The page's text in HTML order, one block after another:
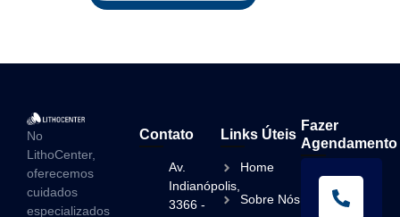
No
LithoCenter,
oferecemos
cuidados
especializados
Contato
Av.
Indianópolis,
3366 -
Links Úteis
Home
Sobre Nós
Fazer
Agendamento